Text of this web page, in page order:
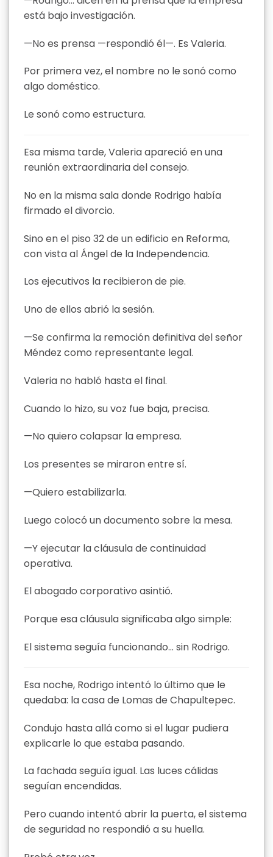
está bajo investigación.
—No es prensa —respondió él—. Es Valeria.
Por primera vez, el nombre no le sonó como
algo doméstico.
Le sonó como estructura.
Esa misma tarde, Valeria apareció en una
reunión extraordinaria del consejo.
No en la misma sala donde Rodrigo había
firmado el divorcio.
Sino en el piso 32 de un edificio en Reforma,
con vista al Ángel de la Independencia.
Los ejecutivos la recibieron de pie.
Uno de ellos abrió la sesión.
—Se confirma la remoción definitiva del señor
Méndez como representante legal.
Valeria no habló hasta el final.
Cuando lo hizo, su voz fue baja, precisa.
—No quiero colapsar la empresa.
Los presentes se miraron entre sí.
—Quiero estabilizarla.
Luego colocó un documento sobre la mesa.
—Y ejecutar la cláusula de continuidad
operativa.
El abogado corporativo asintió.
Porque esa cláusula significaba algo simple:
El sistema seguía funcionando… sin Rodrigo.
Esa noche, Rodrigo intentó lo último que le
quedaba: la casa de Lomas de Chapultepec.
Condujo hasta allá como si el lugar pudiera
explicarle lo que estaba pasando.
La fachada seguía igual. Las luces cálidas
seguían encendidas.
Pero cuando intentó abrir la puerta, el sistema
de seguridad no respondió a su huella.